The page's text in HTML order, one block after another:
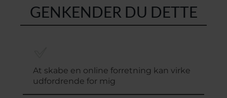
GENKENDER DU DETTE
At skabe en online forretning kan virke
udfordrende for mig